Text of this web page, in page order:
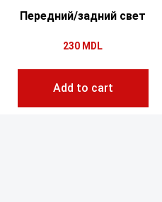
Передний/задний свет
230 MDL
Add to cart